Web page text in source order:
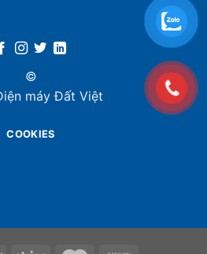
©
máy Đất Việt
COOKIES